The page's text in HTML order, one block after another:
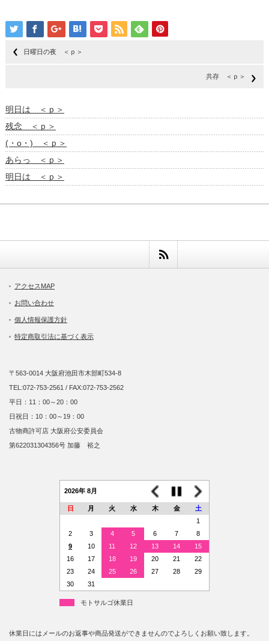
日曜日の夜 ＜ｐ＞
共存 ＜ｐ＞
明日は ＜ｐ＞
残念 ＜ｐ＞
(・o・) ＜ｐ＞
あらっ ＜ｐ＞
明日は ＜ｐ＞
アクセスMAP
お問い合わせ
個人情報保護方針
特定商取引法に基づく表示
〒563-0014 大阪府池田市木部町534-8
TEL:072-753-2561 / FAX:072-753-2562
平日：11：00～20：00
日祝日：10：00～19：00
古物商許可店 大阪府公安委員会
第622031304356号 加藤 裕之
2026年 8月
日 月 火 水 木 金
土
1
2
3 4 5 6 7
8
9
10 11 12 13 14
15
16
17 18 19 20 21
22
23
24 25 26 27 28
29
30
31
モトサルゴ休業日
休業日にはメールのお返事や商品発送ができませんのでよろしくお願い致します。